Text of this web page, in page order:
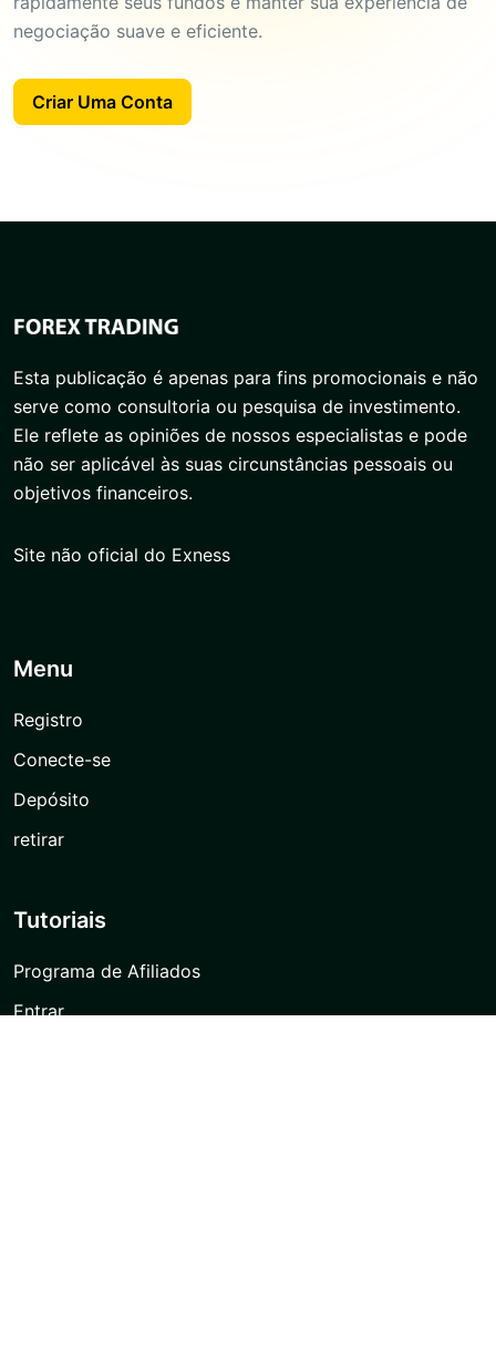
negociação suave e eficiente.
Criar Uma Conta
Esta publicação é apenas para fins promocionais e não
serve como consultoria ou pesquisa de investimento.
Ele reflete as opiniões de nossos especialistas e pode
não ser aplicável às suas circunstâncias pessoais ou
objetivos financeiros.
Site não oficial do Exness
Menu
Registro
Conecte-se
Depósito
retirar
Tutoriais
Programa de Afiliados
Entrar